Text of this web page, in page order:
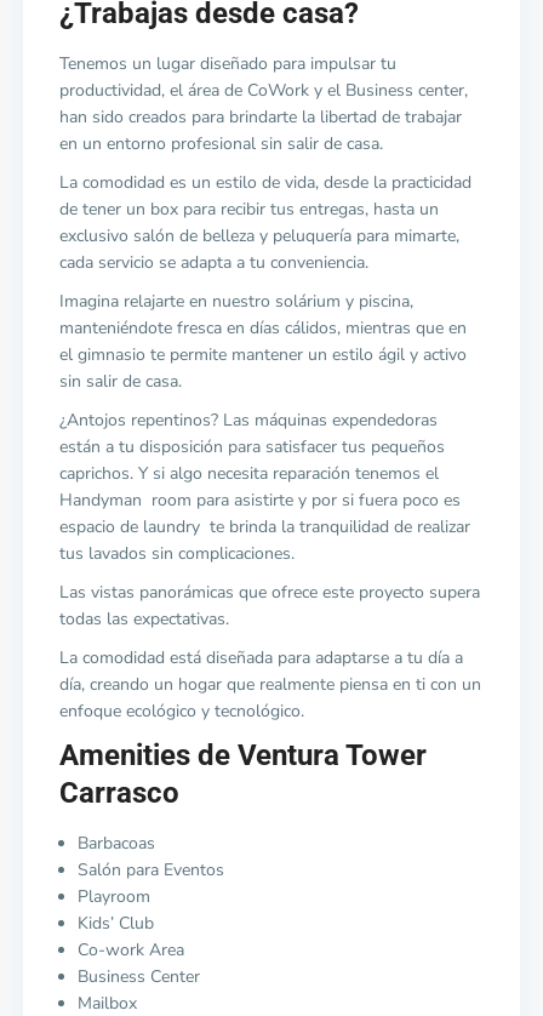
¿Trabajas desde casa?
Tenemos un lugar diseñado para impulsar tu
productividad, el área de CoWork y el Business center,
han sido creados para brindarte la libertad de trabajar
en un entorno profesional sin salir de casa.
La comodidad es un estilo de vida, desde la practicidad
de tener un box para recibir tus entregas, hasta un
exclusivo salón de belleza y peluquería para mimarte,
cada servicio se adapta a tu conveniencia.
Imagina relajarte en nuestro solárium y piscina,
manteniéndote fresca en días cálidos, mientras que en
el gimnasio te permite mantener un estilo ágil y activo
sin salir de casa.
¿Antojos repentinos? Las máquinas expendedoras
están a tu disposición para satisfacer tus pequeños
caprichos. Y si algo necesita reparación tenemos el
Handyman room para asistirte y por si fuera poco es
espacio de laundry te brinda la tranquilidad de realizar
tus lavados sin complicaciones.
Las vistas panorámicas que ofrece este proyecto supera
todas las expectativas.
La comodidad está diseñada para adaptarse a tu día a
día, creando un hogar que realmente piensa en ti con un
enfoque ecológico y tecnológico.
Amenities de Ventura Tower
Carrasco
Barbacoas
Salón para Eventos
Playroom
Kids’ Club
Co-work Area
Business Center
Mailbox